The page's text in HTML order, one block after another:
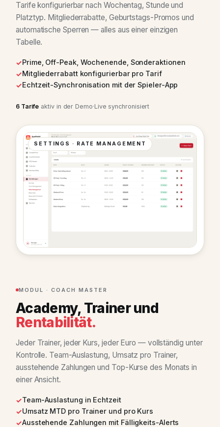
Tarife konfigurierbar nach Wochentag, Stunde und
Platztyp. Mitgliederrabatte, Geburtstags-Promos und
automatische Sperren — alles aus einer einzigen
Tabelle.
Prime, Off-Peak, Wochenende, Sonderaktionen
Mitgliederrabatt konfigurierbar pro Tarif
Echtzeit-Synchronisation mit der Spieler-App
6 Tarife aktiv in der Demo·Live synchronisiert
SETTINGS · RATE MANAGEMENT
MODUL · COACH MASTER
Academy, Trainer und
Rentabilität.
Jeder Trainer, jeder Kurs, jeder Euro — vollständig unter
Kontrolle. Team-Auslastung, Umsatz pro Trainer,
ausstehende Zahlungen und Top-Kurse des Monats in
einer Ansicht.
Team-Auslastung in Echtzeit
Umsatz MTD pro Trainer und pro Kurs
Ausstehende Zahlungen mit Fälligkeits-Alerts